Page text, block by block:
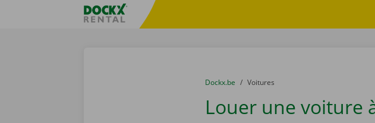
sitename
You are here:
du
Dockx.be to
Voitures
Louer une voiture